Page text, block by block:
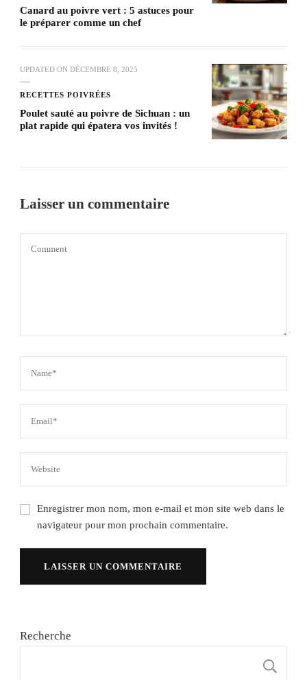
Canard au poivre vert : 5 astuces pour
le préparer comme un chef
UPDATED ON DÉCEMBRE 8, 2025
RECETTES POIVRÉES
Poulet sauté au poivre de Sichuan : un
plat rapide qui épatera vos invités !
Laisser un commentaire
Enregistrer mon nom, mon e-mail et mon site web dans le
navigateur pour mon prochain commentaire.
Recherche